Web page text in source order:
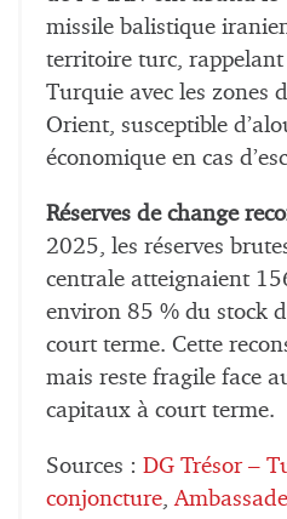
missile balistique
territoire turc,
Turquie avec les zones
Orient, susceptible
économique en cas
Réserves de change
2025, les réserves
centrale atteignaient
environ 85 % du stock
court terme. Cette
mais reste fragile face
capitaux à court terme.
Sources : DG Trésor –
conjoncture,